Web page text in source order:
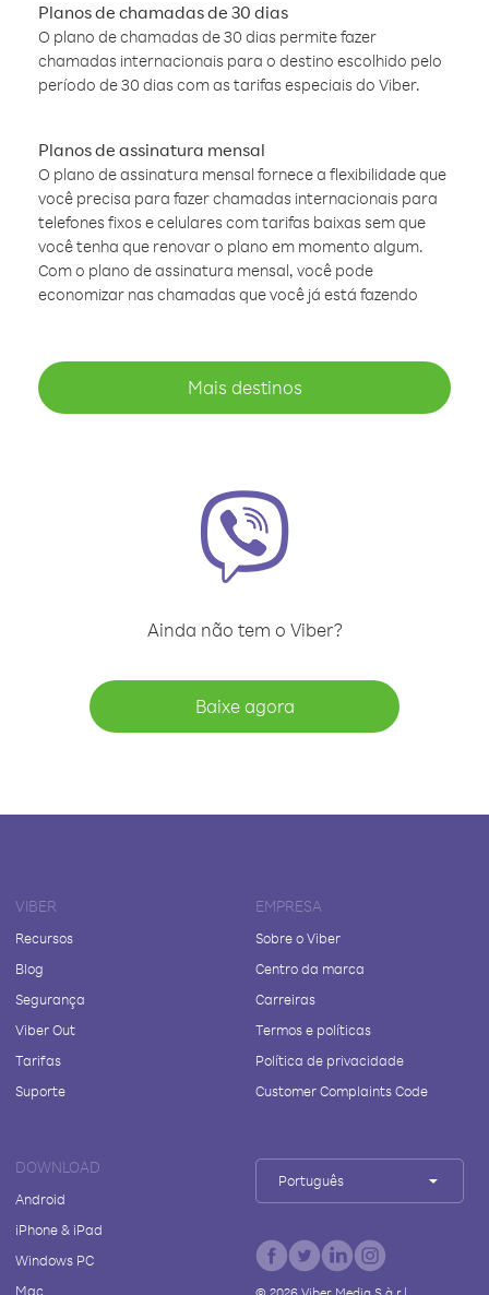
Planos de chamadas de 30 dias
O plano de chamadas de 30 dias permite fazer
chamadas internacionais para o destino escolhido pelo
período de 30 dias com as tarifas especiais do Viber.
Planos de assinatura mensal
O plano de assinatura mensal fornece a flexibilidade que
você precisa para fazer chamadas internacionais para
telefones fixos e celulares com tarifas baixas sem que
você tenha que renovar o plano em momento algum.
Com o plano de assinatura mensal, você pode
economizar nas chamadas que você já está fazendo
Mais destinos
Ainda não tem o Viber?
Baixe agora
VIBER
Recursos
Blog
Segurança
Viber Out
Tarifas
Suporte
EMPRESA
Sobre o Viber
Centro da marca
Carreiras
Termos e políticas
Política de privacidade
Customer Complaints Code
DOWNLOAD
Android
iPhone & iPad
Windows PC
Mac
Português